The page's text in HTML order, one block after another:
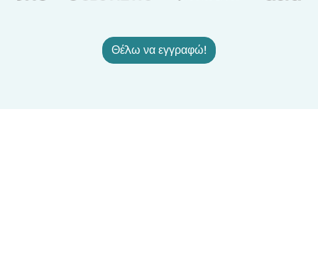
Θέλω να εγγραφώ!